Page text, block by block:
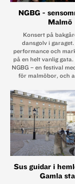
NGBG -
Malmö
Konsert på
dansgolv i
performance och
på en helt vanlig
NGBG – en festival
för malmöbor, och
Sus guidar i
Gamla